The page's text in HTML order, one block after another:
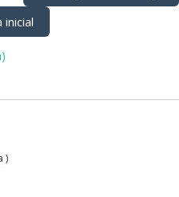
inicial
)